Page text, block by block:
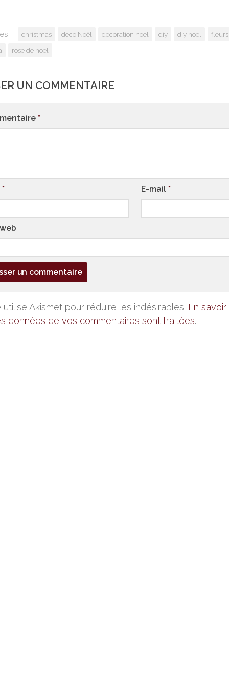
: christmas déco Noël decoration noel diy diy noel
rose de noel
UN COMMENTAIRE
*
* E-mail *
utilise Akismet pour réduire les indésirables. En
données de vos commentaires sont traitées.